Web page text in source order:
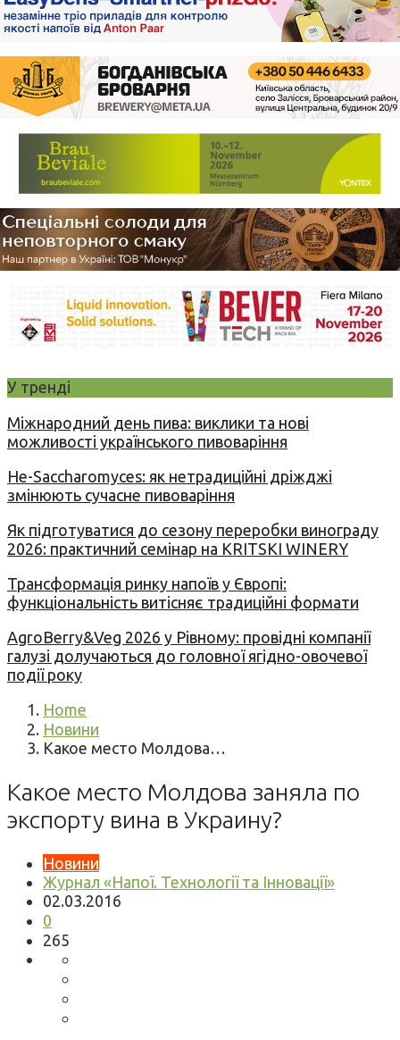
У тренді
Міжнародний день пива: виклики та нові
можливості українського пивоваріння
Не-Saccharomyces: як нетрадиційні дріжджі
змінюють сучасне пивоваріння
Як підготуватися до сезону переробки винограду
2026: практичний семінар на KRITSKI WINERY
Трансформація ринку напоїв у Європі:
функціональність витісняє традиційні формати
AgroBerry&Veg 2026 у Рівному: провідні компанії
галузі долучаються до головної ягідно-овочевої
події року
Home
Новини
Какое место Молдова…
Какое место Молдова заняла по
экспорту вина в Украину?
Новини
Журнал «Напої. Технології та Інновації»
02.03.2016
0
265